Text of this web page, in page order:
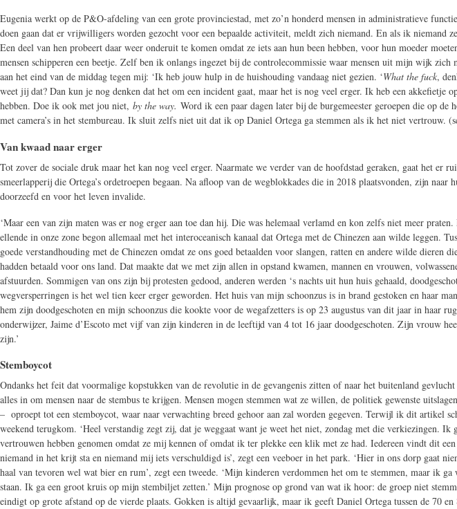
Eugenia werkt op de P&O-afdeling van een grote provinciestad, met zo’n honderd mensen in administratieve
doen gaan dat er vrijwilligers worden gezocht voor een bepaalde activiteit, meldt zich niemand. En als ik niemand
Een deel van hen probeert daar weer onderuit te komen omdat ze iets aan hun been hebben, voor hun moeder
mensen schipperen een beetje. Zelf ben ik onlangs ingezet bij de controlecommissie waar mensen uit mijn wijk
aan het eind van de middag tegen mij: ‘Ik heb jouw hulp in de huishouding vandaag niet gezien. ‘What the fuck,
weet jij dat? Dan kun je nog denken dat het om een incident gaat, maar het is nog veel erger. Ik heb een
hebben. Doe ik ook met jou niet, by the way. Word ik een paar dagen later bij de burgemeester geroepen die op
met camera’s in het stembureau. Ik sluit zelfs niet uit dat ik op Daniel Ortega ga stemmen als ik het niet
Van kwaad naar erger
Tot zover de sociale druk maar het kan nog veel erger. Naarmate we verder van de hoofdstad geraken, gaat het
smeerlapperij die Ortega’s ordetroepen begaan. Na afloop van de wegblokkades die in 2018 plaatsvonden, zijn
doorzeefd en voor het leven invalide.
‘Maar een van zijn maten was er nog erger aan toe dan hij. Die was helemaal verlamd en kon zelfs niet meer
ellende in onze zone begon allemaal met het interoceanisch kanaal dat Ortega met de Chinezen aan wilde leggen.
goede verstandhouding met de Chinezen omdat ze ons goed betaalden voor slangen, ratten en andere wilde
hadden betaald voor ons land. Dat maakte dat we met zijn allen in opstand kwamen, mannen en vrouwen,
afstuurden. Sommigen van ons zijn bij protesten gedood, anderen werden ‘s nachts uit hun huis gehaald,
wegversperringen is het wel tien keer erger geworden. Het huis van mijn schoonzus is in brand gestoken en haar
hem zijn doodgeschoten en mijn schoonzus die kookte voor de wegafzetters is op 23 augustus van dit jaar in haar
onderwijzer, Jaime d’Escoto met vijf van zijn kinderen in de leeftijd van 4 tot 16 jaar doodgeschoten. Zijn vrouw
zijn.’
Stemboycot
Ondanks het feit dat voormalige kopstukken van de revolutie in de gevangenis zitten of naar het buitenland
alles in om mensen naar de stembus te krijgen. Mensen mogen stemmen wat ze willen, de politiek gewenste
– oproept tot een stemboycot, waar naar verwachting breed gehoor aan zal worden gegeven. Terwijl ik dit artikel
weekend terugkom. ‘Heel verstandig zegt zij, dat je weggaat want je weet het niet, zondag met die verkiezingen.
vertrouwen hebben genomen omdat ze mij kennen of omdat ik ter plekke een klik met ze had. Iedereen vindt dit
niemand in het krijt sta en niemand mij iets verschuldigd is’, zegt een veeboer in het park. ‘Hier in ons dorp gaat
haal van tevoren wel wat bier en rum’, zegt een tweede. ‘Mijn kinderen verdommen het om te stemmen, maar
staan. Ik ga een groot kruis op mijn stembiljet zetten.’ Mijn prognose op grond van wat ik hoor: de groep niet
eindigt op grote afstand op de vierde plaats. Gokken is altijd gevaarlijk, maar ik geeft Daniel Ortega tussen de 70